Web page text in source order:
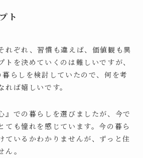
ト
れぞれ、習慣も違えば、価値観も異
トを決めていくのは難しいですが、
らしを検討していたので、何を考
ば嬉しいです。
』での暮らしを選びましたが、今で
ても憧れを感じています。今の暮ら
ているかわかりませんが、ずっと住
。